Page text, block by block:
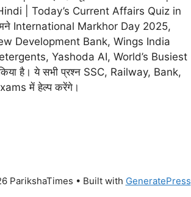
| Today’s Current Affairs Quiz in
International Markhor Day 2025,
Development Bank, Wings India
Yashoda AI, World’s Busiest
है। ये सभी प्रश्न SSC, Railway, Bank,
में हेल्प करेंगे।
ParikshaTimes • Built with GeneratePress